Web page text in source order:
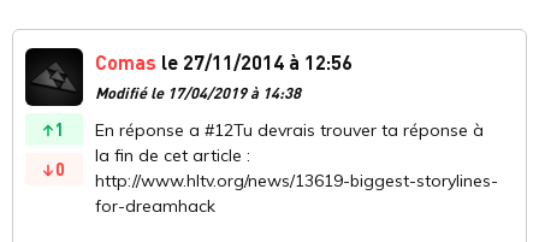
1
0
Comas le 27/11/2014 à 12:56
Modifié le 17/04/2019 à 14:38
En réponse a #12Tu devrais trouver ta réponse à
la fin de cet article :
http://www.hltv.org/news/13619-biggest-storylines-
for-dreamhack